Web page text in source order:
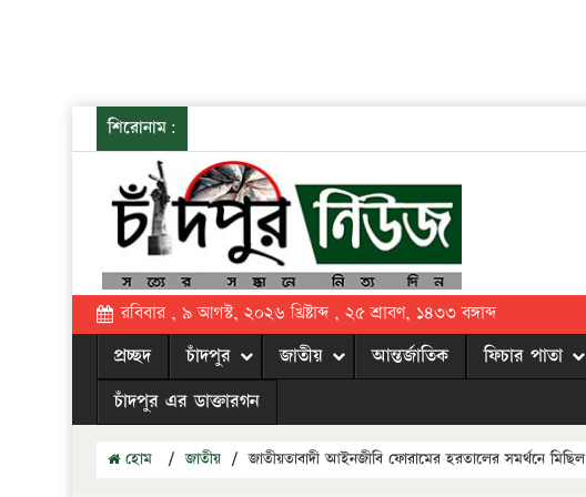
শিরোনাম:
রবিবার , ৯ আগস্ট, ২০২৬ খ্রিষ্টাব্দ , ২৫ শ্রাবণ, ১৪৩৩ বঙ্গাব্দ
প্রচ্ছদ চাঁদপুর জাতীয় আন্তর্জাতিক ফিচার পাতা
চাঁদপুর এর ডাক্তারগন
হোম / জাতীয় / জাতীয়তাবাদী আইনজীবি ফোরামের হরতালের সমর্থনে মিছিল